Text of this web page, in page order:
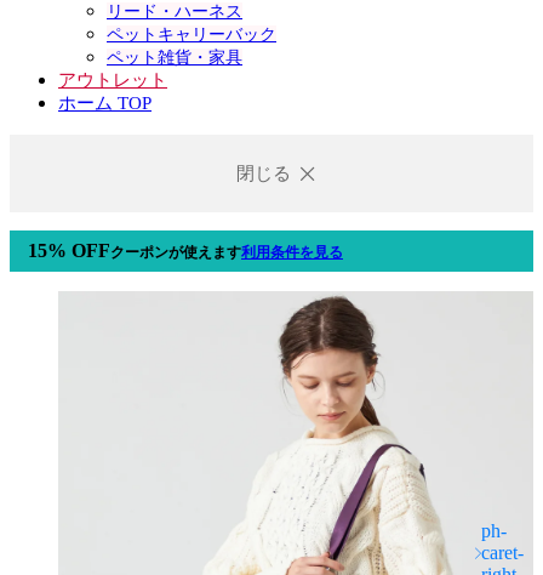
リード・ハーネス
ペットキャリーバック
ペット雑貨・家具
アウトレット
ホーム TOP
閉じる
15% OFFクーポンが使えます利用条件を見る